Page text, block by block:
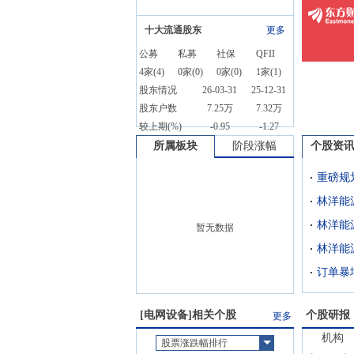
十大流通股东 更多
公募 私募 社保
QFII
4家(4) 0家(0) 0家(0) 1家(1)
股东情况
26-03-31
25-12-31
股东户数
7.25万
7.32万
较上期(%)
-0.95 -1.27
所属板块 阶段涨幅
暂无数据
个股资讯
林洋能
林洋能
林洋能
[电网设备]相关个股 更多
股票涨跌幅排行
个股研报
机构